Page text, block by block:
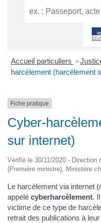
Accueil particuliers >
harcèlement (harcèlement
Fiche pratique
Cyber-
sur internet)
Vérifié le 30/11/2020 - Direction
(Première ministre), Ministère
Le harcèlement via internet
appelé cyberharcèlement.
victime de ce type de
retrait des publications à